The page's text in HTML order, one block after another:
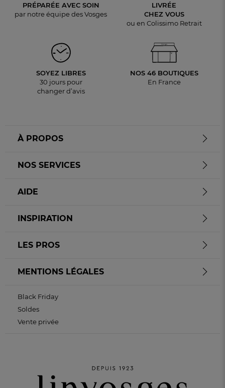
PRÉPARÉE AVEC SOIN
par notre équipe des Vosges
LIVRÉE
CHEZ VOUS
ou en Colissimo Retrait
SOYEZ LIBRES
30 jours pour
changer d’avis
NOS 46 BOUTIQUES
En France
À PROPOS
NOS SERVICES
AIDE
INSPIRATION
LES PROS
MENTIONS LÉGALES
Black Friday
Soldes
Vente privée